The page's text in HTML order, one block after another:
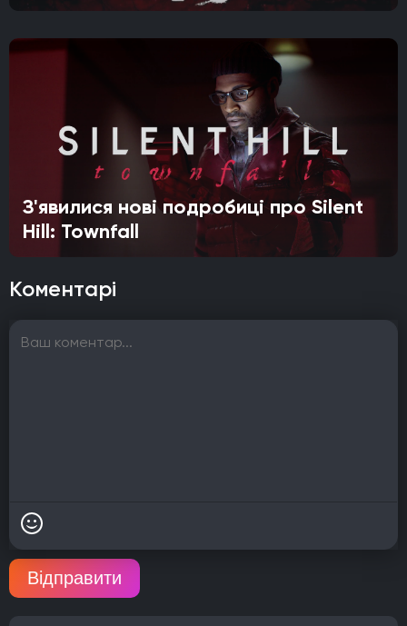
З'явилися нові подробиці про Silent
Hill: Townfall
Коментарі
Відправити